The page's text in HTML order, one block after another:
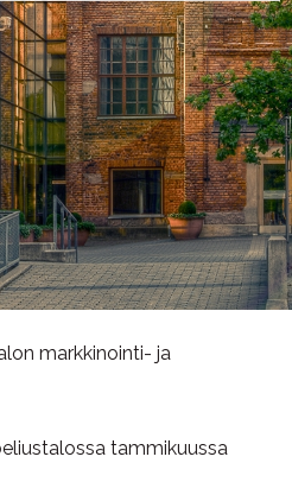
markkinointi- ja
tammikuussa